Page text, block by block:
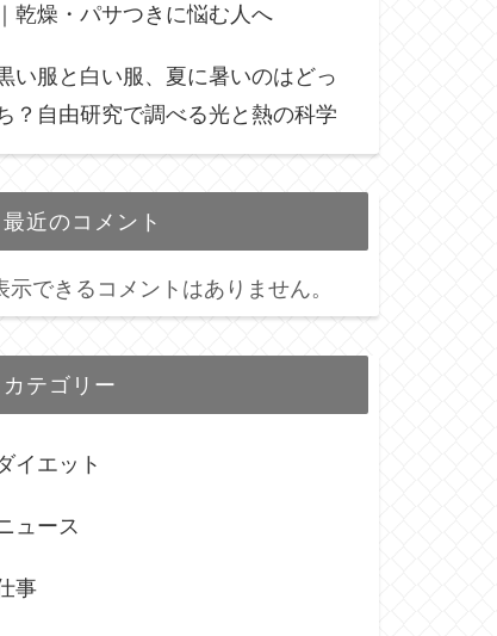
｜乾燥・パサつきに悩む人へ
い服と白い服、夏に暑いのはどっ
？自由研究で調べる光と熱の科学
最近のコメント
示できるコメントはありません。
カテゴリー
イエット
ュース
事